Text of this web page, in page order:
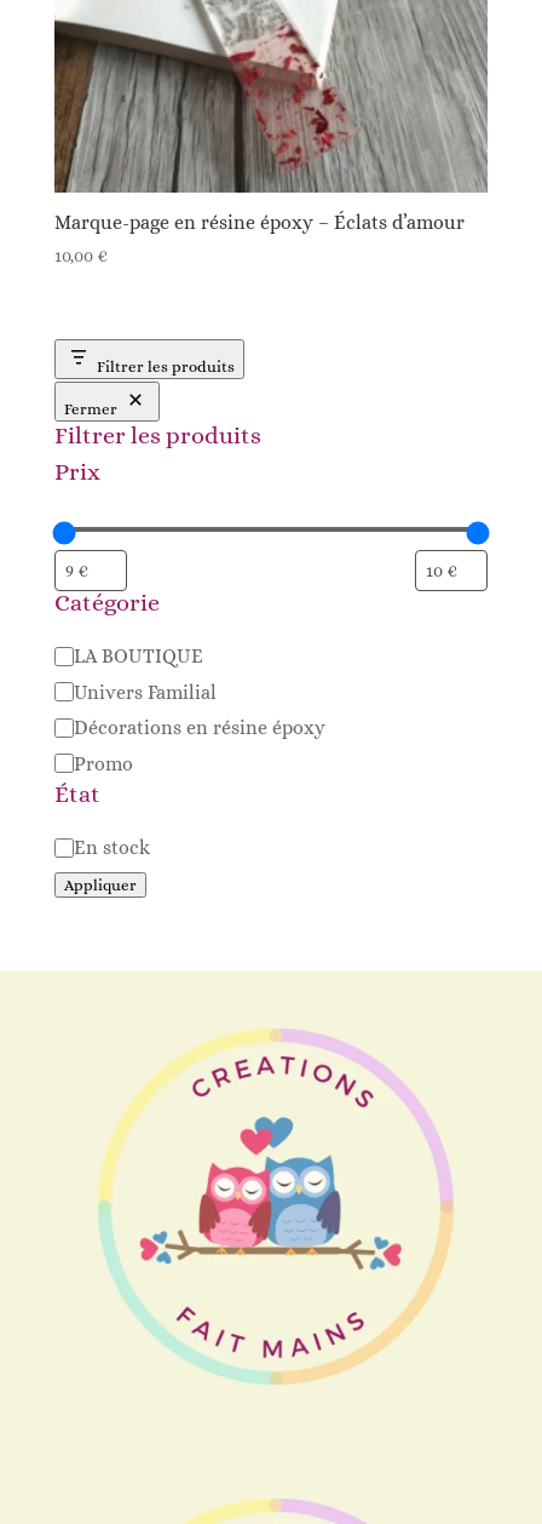
Marque-page en résine époxy – Éclats d’amour
10,00 €
Filtrer les produits
Fermer
Filtrer les produits
Prix
Catégorie
Catégorie
LA BOUTIQUE
Univers Familial
Décorations en résine époxy
Promo
État
Disponibilité
En stock
Appliquer